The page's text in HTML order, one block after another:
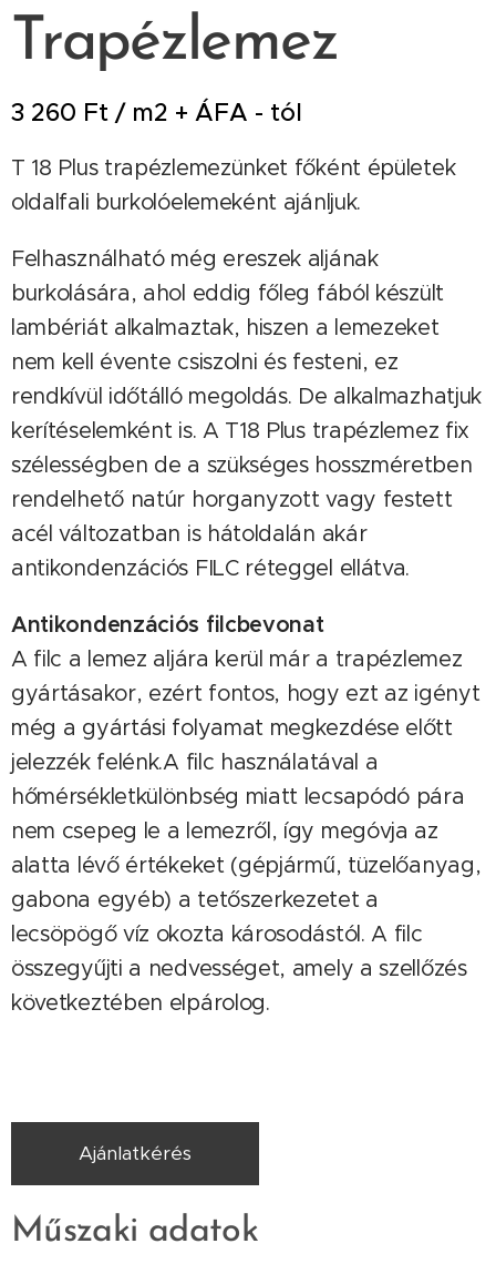
Trapézlemez
3 260 Ft / m2 + ÁFA - tól
T 18 Plus trapézlemezünket főként épületek
oldalfali burkolóelemeként ajánljuk.
Felhasználható még ereszek aljának
burkolására, ahol eddig főleg fából készült
lambériát alkalmaztak, hiszen a lemezeket
nem kell évente csiszolni és festeni, ez
rendkívül időtálló megoldás. De alkalmazhatjuk
kerítéselemként is. A T18 Plus trapézlemez fix
szélességben de a szükséges hosszméretben
rendelhető natúr horganyzott vagy festett
acél változatban is hátoldalán akár
antikondenzációs FILC réteggel ellátva.
Antikondenzációs filcbevonat
A filc a lemez aljára kerül már a trapézlemez
gyártásakor, ezért fontos, hogy ezt az igényt
még a gyártási folyamat megkezdése előtt
jelezzék felénk.A filc használatával a
hőmérsékletkülönbség miatt lecsapódó pára
nem csepeg le a lemezről, így megóvja az
alatta lévő értékeket (gépjármű, tüzelőanyag,
gabona egyéb) a tetőszerkezetet a
lecsöpögő víz okozta károsodástól. A filc
összegyűjti a nedvességet, amely a szellőzés
következtében elpárolog.
Ajánlatkérés
Műszaki adatok